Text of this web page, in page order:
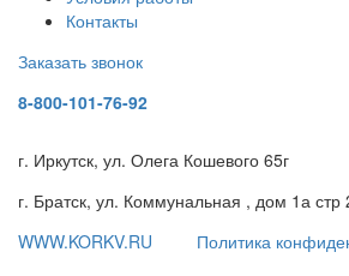
Контакты
Заказать звонок
8-800-101-76-92
г. Иркутск, ул. Олега Кошевого 65г
г. Братск, ул. Коммунальная , дом 1а
WWW.KORKV.RU
Политика